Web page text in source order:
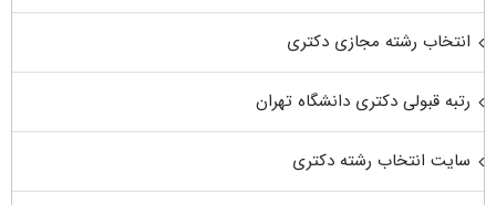
انتخاب رشته مجازی دکتری
رتبه قبولی دکتری دانشگاه تهران
سایت انتخاب رشته دکتری